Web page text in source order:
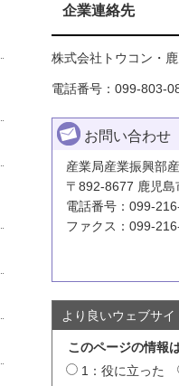
企業連絡先
株式会社トウコン
電話番号：099-803-
お問い合わせ
産業局産業振興部
〒892-8677 鹿児島
電話番号：099-
ファクス：099-
より良いウェブサ
このページの情報
1：役に立った